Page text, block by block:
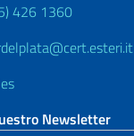
426 1360
Newsletter